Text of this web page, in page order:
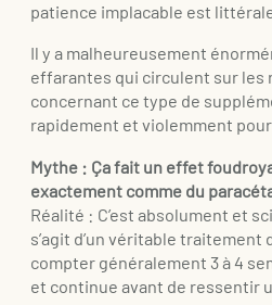
patience implacable est
Il y a malheureusement
effarantes qui circulent sur les
concernant ce type de
rapidement et violemment
Mythe : Ça fait un effet
exactement comme du
Réalité : C’est absolument et
s’agit d’un véritable
compter généralement 3 à 4
et continue avant de ressentir